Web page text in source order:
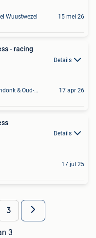
Wuustwezel 15 mei 26
- racing
Details
Retie & Deel Arendonk & Oud-Turnhout 17 apr 26
Details
17 jul 25
3
3